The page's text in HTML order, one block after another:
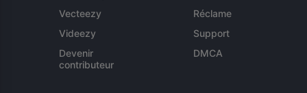
Vecteezy
Videezy
Devenir
contributeur
Réclame
Support
DMCA